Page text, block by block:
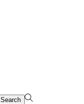
Search